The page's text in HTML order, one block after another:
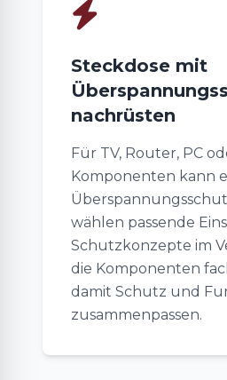
Steckdose mit
nachrüsten
Für TV, Router, PC
Komponenten kann
wählen passende
Schutzkonzepte im
die Komponenten
damit Schutz und
zusammenpassen.